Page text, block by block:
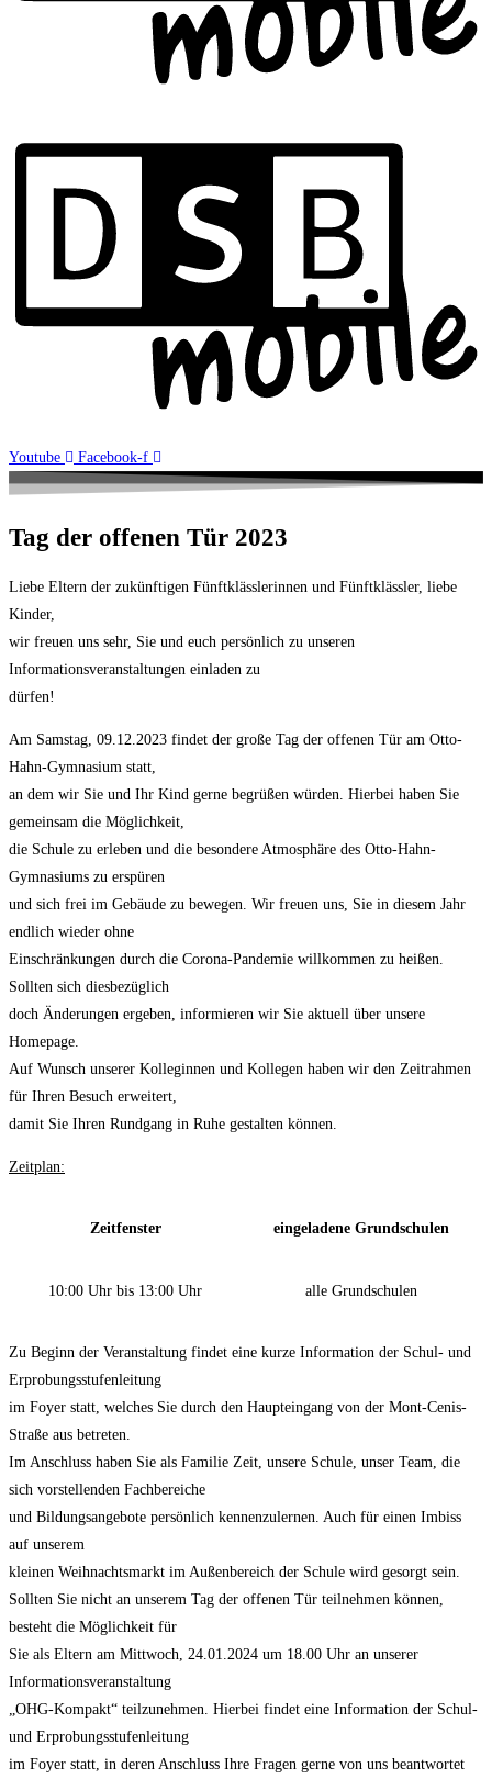
Youtube Facebook-f
Tag der offenen Tür 2023
Liebe Eltern der zukünftigen Fünftklässlerinnen und Fünftklässler, liebe
Kinder,
wir freuen uns sehr, Sie und euch persönlich zu unseren
Informationsveranstaltungen einladen zu
dürfen!
Am Samstag, 09.12.2023 findet der große Tag der offenen Tür am Otto-
Hahn-Gymnasium statt,
an dem wir Sie und Ihr Kind gerne begrüßen würden. Hierbei haben Sie
gemeinsam die Möglichkeit,
die Schule zu erleben und die besondere Atmosphäre des Otto-Hahn-
Gymnasiums zu erspüren
und sich frei im Gebäude zu bewegen. Wir freuen uns, Sie in diesem Jahr
endlich wieder ohne
Einschränkungen durch die Corona-Pandemie willkommen zu heißen.
Sollten sich diesbezüglich
doch Änderungen ergeben, informieren wir Sie aktuell über unsere
Homepage.
Auf Wunsch unserer Kolleginnen und Kollegen haben wir den Zeitrahmen
für Ihren Besuch erweitert,
damit Sie Ihren Rundgang in Ruhe gestalten können.
Zeitplan:
Zeitfenster eingeladene Grundschulen
10:00 Uhr bis 13:00 Uhr alle Grundschulen
Zu Beginn der Veranstaltung findet eine kurze Information der Schul- und
Erprobungsstufenleitung
im Foyer statt, welches Sie durch den Haupteingang von der Mont-Cenis-
Straße aus betreten.
Im Anschluss haben Sie als Familie Zeit, unsere Schule, unser Team, die
sich vorstellenden Fachbereiche
und Bildungsangebote persönlich kennenzulernen. Auch für einen Imbiss
auf unserem
kleinen Weihnachtsmarkt im Außenbereich der Schule wird gesorgt sein.
Sollten Sie nicht an unserem Tag der offenen Tür teilnehmen können,
besteht die Möglichkeit für
Sie als Eltern am Mittwoch, 24.01.2024 um 18.00 Uhr an unserer
Informationsveranstaltung
„OHG-Kompakt“ teilzunehmen. Hierbei findet eine Information der Schul-
und Erprobungsstufenleitung
im Foyer statt, in deren Anschluss Ihre Fragen gerne von uns beantwortet